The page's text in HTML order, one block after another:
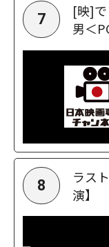
7
[映]
男＜
8
ラス
演】